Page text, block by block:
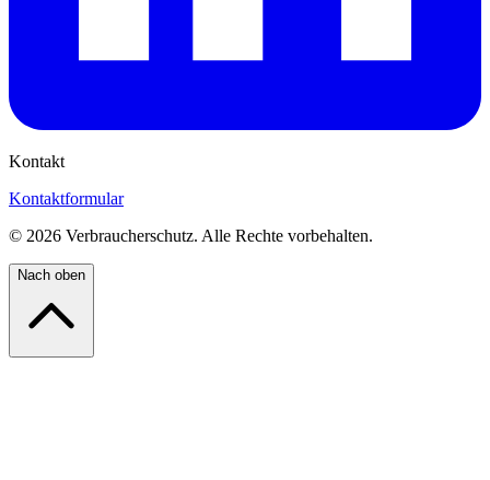
Kontakt
Kontaktformular
© 2026 Verbraucherschutz. Alle Rechte vorbehalten.
Nach oben